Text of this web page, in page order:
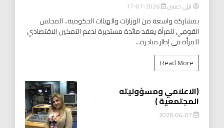
ليلى حسين 2026-07-17
بمشاركة واسعة من الوزارات والهيئات الحكومية.. المجلس
القومي للمرأة يعقد مائدة مستديرة لدعم التمكين الاقتصادي
للمرأة في إطار مبادرة...
Read More
(الاعلامي ومسؤوليته
المجتمعية )
2026-04-07